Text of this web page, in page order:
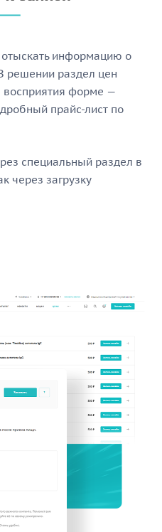
информацию о
решении раздел цен
восприятия форме —
прайс-лист по
специальный раздел в
через загрузку